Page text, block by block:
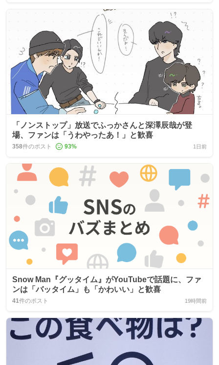
「ノンストップ」放送でふっかさんと深澤辰哉が登
場、ファンは「うわやったあ！」と歓喜
358件のポスト 93% 1日前
Snow Man『グッタイム』がYouTubeで話題に、ファ
ンは「バッタイム」も「かわいい」と歓喜
41件のポスト 19時間前